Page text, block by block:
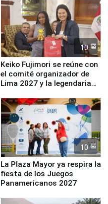
10
Keiko Fujimori se reúne con
el comité organizador de
Lima 2027 y la legendaria
10
La Plaza Mayor ya respira la
fiesta de los Juegos
Panamericanos 2027